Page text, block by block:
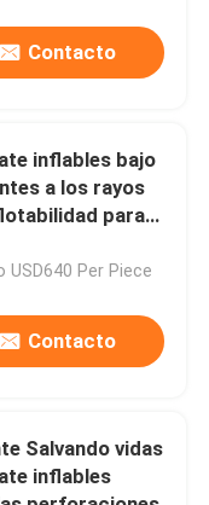
marítimo
Contacto
inflables bajo
a los rayos
para
USD640 Per Piece
Contacto
Salvando vidas
inflables